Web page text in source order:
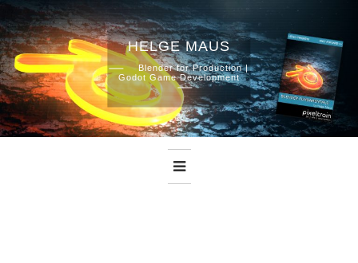
Skip
to
content
HELGE MAUS
Blender for Production |
Godot Game Development